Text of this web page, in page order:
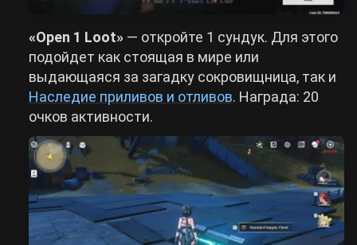
«Open 1 Loot» — откройте 1 сундук. Для этого
подойдет как стоящая в мире или
выдающаяся за загадку сокровищница, так и
Наследие приливов и отливов. Награда: 20
очков активности.